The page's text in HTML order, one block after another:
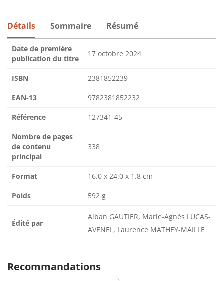
Détails Sommaire Résumé
Date de première
publication du titre
17 octobre 2024
ISBN 2381852239
EAN-13 9782381852232
Référence 127341-45
Nombre de pages
de contenu
principal
338
Format 16.0 x 24.0 x 1.8 cm
Poids 592 g
Édité par
Alban GAUTIER, Marie-Agnès LUCAS-
AVENEL, Laurence MATHEY-MAILLE
Recommandations